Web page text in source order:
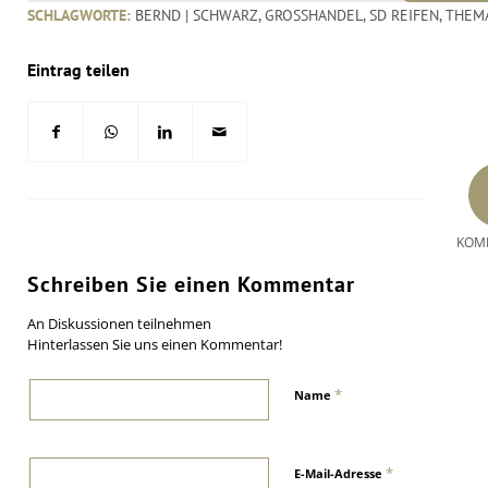
SCHLAGWORTE: BERND | SCHWARZ,GROSSHANDEL ,SD REIFEN,
Eintrag teilen
Schreiben Sie einen Kommentar
An Diskussionen teilnehmen
Hinterlassen Sie uns einen Kommentar!
Name *
E-Mail-Adresse *